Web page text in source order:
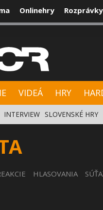
Onlinehry Rozprávky
VIDEÁ HRY
INTERVIEW SLOVENSKÉ HRY
HLASOVANIA